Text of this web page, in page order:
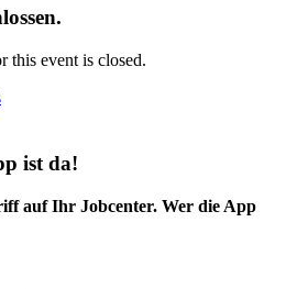
this event is closed.
ist da!
auf Ihr Jobcenter. Wer die App